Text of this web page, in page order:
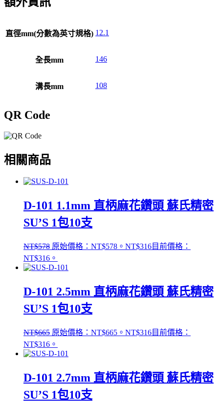
直徑mm(分數為英寸規格) 12.1
全長mm 146
溝長mm 108
QR Code
相關商品
D-101 1.1mm 直柄麻花鑽頭 蘇氏精密
SU’S 1包10支
NT$578 原始價格：NT$578。 NT$316目前價格：
NT$316。
D-101 2.5mm 直柄麻花鑽頭 蘇氏精密
SU’S 1包10支
NT$665 原始價格：NT$665。 NT$316目前價格：
NT$316。
D-101 2.7mm 直柄麻花鑽頭 蘇氏精密
SU’S 1包10支